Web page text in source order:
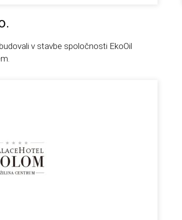
v stavbe spoločnosti EkoOil